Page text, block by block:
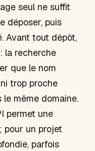
seul ne suffit
déposer, puis
Avant tout dépôt,
la recherche
que le nom
trop proche
même domaine.
permet une
pour un projet
parfois